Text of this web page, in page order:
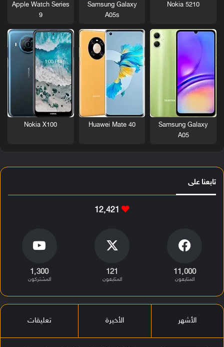
Nokia 5210
Samsung Galaxy
A05s
Apple Watch Series
9
Samsung Galaxy
A05
Huawei Mate 40
Nokia X100
تابعنا على
12٬421
11٬000
المتابعون
121
المتابعون
1٬300
المشتركون
الأشهر الأخيرة تعليقات